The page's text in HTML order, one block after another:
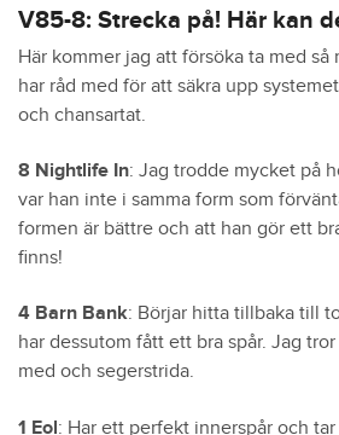
V85-8: Strecka på! Här kan
Här kommer jag att försöka ta med så
har råd med för att säkra upp
och chansartat.
8 Nightlife In: Jag trodde mycket på
var han inte i samma form som
formen är bättre och att han gör ett
finns!
4 Barn Bank: Börjar hitta tillbaka till
har dessutom fått ett bra spår. Jag
med och segerstrida.
1 Eol: Har ett perfekt innerspår och